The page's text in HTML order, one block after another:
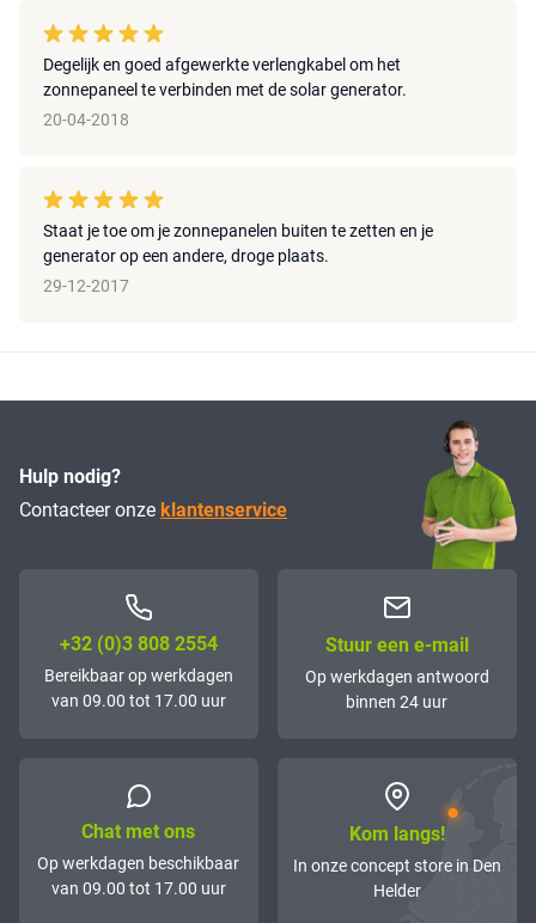
Degelijk en goed afgewerkte verlengkabel om het
zonnepaneel te verbinden met de solar generator.
20-04-2018
Staat je toe om je zonnepanelen buiten te zetten en je
generator op een andere, droge plaats.
29-12-2017
Hulp nodig?
Contacteer onze klantenservice
+32 (0)3 808 2554
Bereikbaar op werkdagen
van 09.00 tot 17.00 uur
Stuur een e-mail
Op werkdagen antwoord
binnen 24 uur
Chat met ons
Op werkdagen beschikbaar
van 09.00 tot 17.00 uur
Kom langs!
In onze concept store in Den
Helder